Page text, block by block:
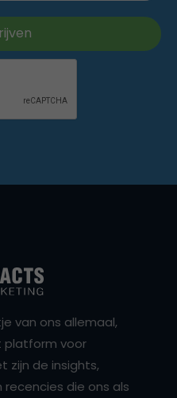
van ons allemaal,
platform voor
zijn de insights,
die ons als